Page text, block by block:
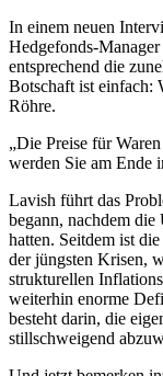
In einem neuen
Hedgefonds-
entsprechend die
Botschaft ist einfach:
Röhre.
„Die Preise für
werden Sie am Ende
Lavish führt das
begann, nachdem
hatten. Seitdem ist
der jüngsten Krisen,
strukturellen
weiterhin enorme
besteht darin, die
stillschweigend